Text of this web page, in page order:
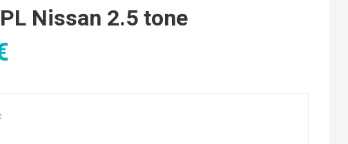
Nissan 2.5 tone